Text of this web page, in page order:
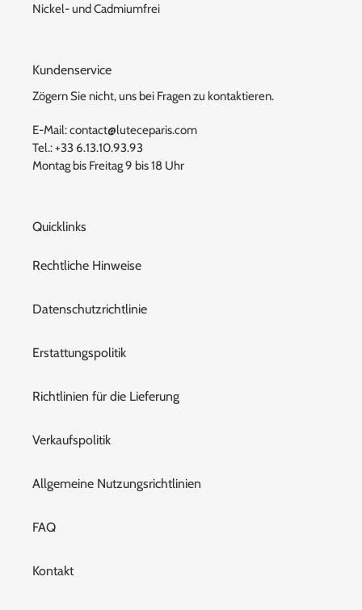
Nickel- und Cadmiumfrei
Kundenservice
Zögern Sie nicht, uns bei Fragen zu kontaktieren.
E-Mail: contact@luteceparis.com
Tel.: +33 6.13.10.93.93
Montag bis Freitag 9 bis 18 Uhr
Quicklinks
Rechtliche Hinweise
Datenschutzrichtlinie
Erstattungspolitik
Richtlinien für die Lieferung
Verkaufspolitik
Allgemeine Nutzungsrichtlinien
FAQ
Kontakt